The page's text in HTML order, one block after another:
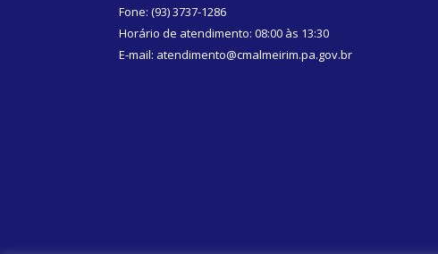
Fone: (93) 3737-1286
Horário de atendimento: 08:00 às 13:30
E-mail: atendimento@cmalmeirim.pa.gov.br